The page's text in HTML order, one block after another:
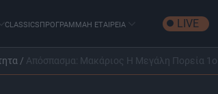
CLASSICSΠΡΟΓΡΑΜΜΑΗ ΕΤΑΙΡΕΙΑ LIVE
/ Απόσπασμα: Μακάριος Η Μεγάλη Πορεία